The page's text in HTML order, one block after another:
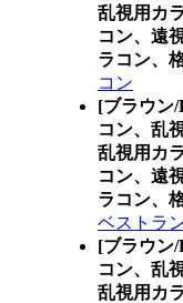
乱視用カ
コン、遠
ラコン、
コン
[ブラウン
コン、乱
乱視用カ
コン、遠
ラコン、
ベストラ
[ブラウン
コン、乱
乱視用カ